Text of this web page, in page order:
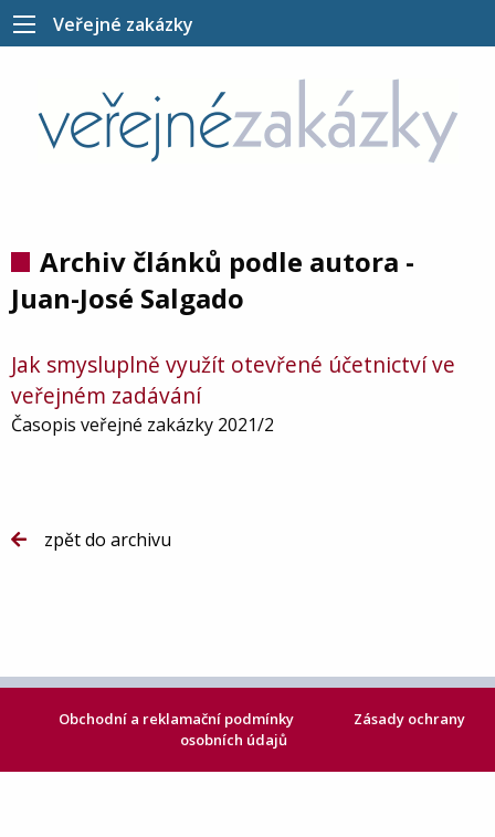
Veřejné zakázky
Archiv článků podle autora -
Juan-José Salgado
Jak smysluplně využít otevřené účetnictví ve
veřejném zadávání
Časopis veřejné zakázky 2021/2
zpět do archivu
Obchodní a reklamační podmínky
Zásady ochrany
osobních údajů